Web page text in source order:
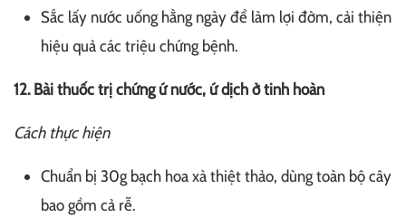
Sắc lấy nước uống hằng ngày để làm lợi đờm, cải thiện
hiệu quả các triệu chứng bệnh.
12. Bài thuốc trị chứng ứ nước, ứ dịch ở tinh hoàn
Cách thực hiện
Chuẩn bị 30g bạch hoa xà thiệt thảo, dùng toàn bộ cây
bao gồm cả rễ.